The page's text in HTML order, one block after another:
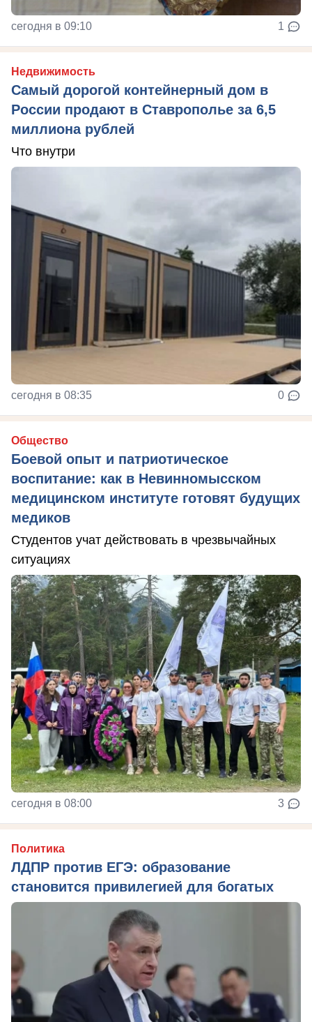
сегодня в 09:10 1
Недвижимость
Самый дорогой контейнерный дом в
России продают в Ставрополье за 6,5
миллиона рублей
Что внутри
сегодня в 08:35 0
Общество
Боевой опыт и патриотическое
воспитание: как в Невинномысском
медицинском институте готовят будущих
медиков
Студентов учат действовать в чрезвычайных
ситуациях
сегодня в 08:00 3
Политика
ЛДПР против ЕГЭ: образование
становится привилегией для богатых